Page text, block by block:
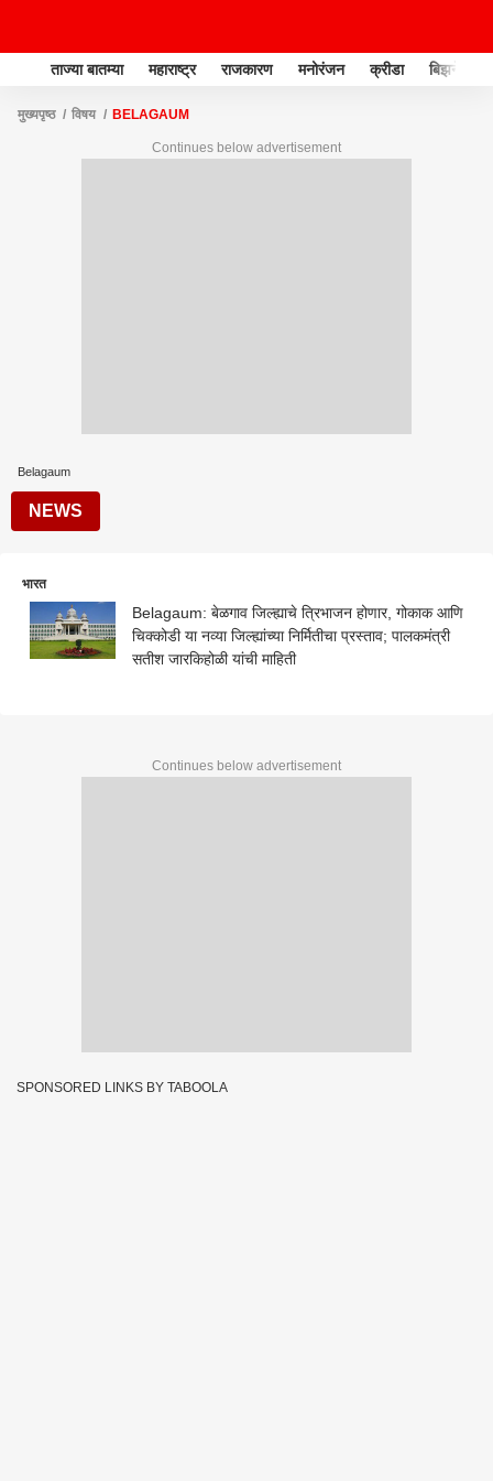
ताज्या बातम्या महाराष्ट्र राजकारण मनोरंजन क्रीडा बिझनेस
मुख्यपृष्ठ विषय BELAGAUM
Continues below advertisement
Belagaum
NEWS
भारत
Belagaum: बेळगाव जिल्ह्याचे त्रिभाजन होणार, गोकाक आणि
चिक्कोडी या नव्या जिल्ह्यांच्या निर्मितीचा प्रस्ताव; पालकमंत्री
सतीश जारकिहोळी यांची माहिती
Continues below advertisement
SPONSORED LINKS BY TABOOLA